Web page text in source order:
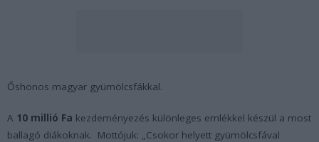
Őshonos magyar gyümölcsfákkal.
A 10 millió Fa kezdeményezés különleges emlékkel készül a most
ballagó diákoknak. Mottójuk: „Csokor helyett gyümölcsfával